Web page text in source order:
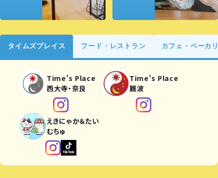
タイムズプレイス フード・レストラン カフェ・ベーカ
Time's Place
西大寺・奈良
Time's Place
難波
えきにゃか＆たい
むちゅ